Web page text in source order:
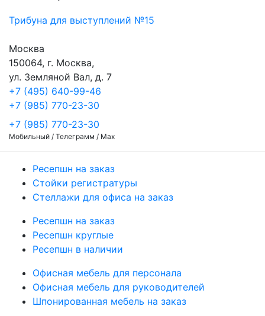
Трибуна для выступлений №15
Москва
150064, г. Москва,
ул. Земляной Вал, д. 7
+7 (495) 640-99-46
+7 (985) 770-23-30
+7 (985) 770-23-30
Мобильный / Телеграмм / Max
Ресепшн на заказ
Стойки регистратуры
Стеллажи для офиса на заказ
Ресепшн на заказ
Ресепшн круглые
Ресепшн в наличии
Офисная мебель для персонала
Офисная мебель для руководителей
Шпонированная мебель на заказ